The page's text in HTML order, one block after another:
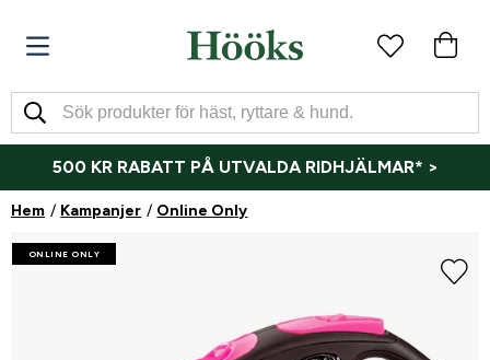
500 KR RABATT PÅ UTVALDA RIDHJÄLMAR* >
Hem Kampanjer Online Only
ONLINE ONLY